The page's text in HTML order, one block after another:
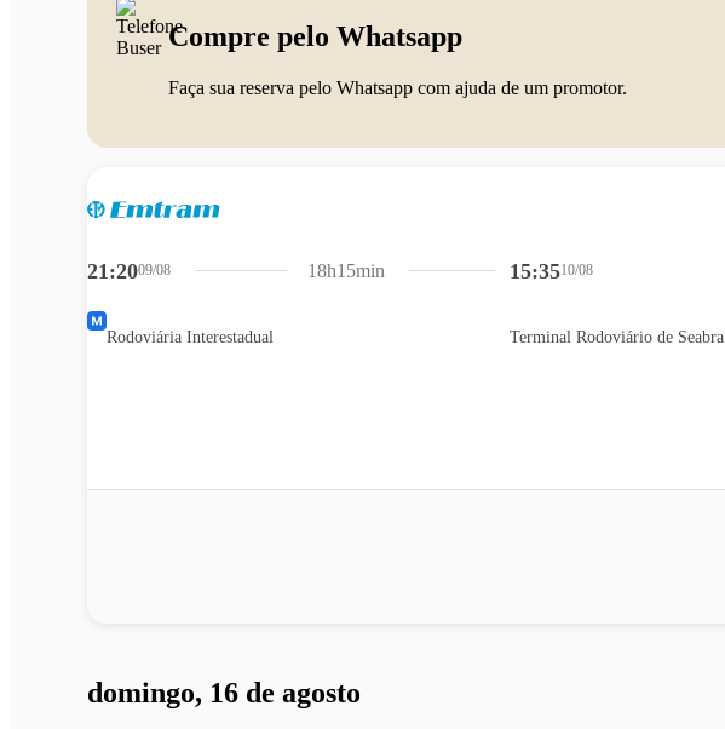
Compre pelo Whatsapp
Faça sua reserva pelo Whatsapp com ajuda de um promotor.
21:2009/08
Rodoviária Interestadual
15:3510/08
Terminal Rodoviário de Seabra
18h15min
domingo, 16 de agosto